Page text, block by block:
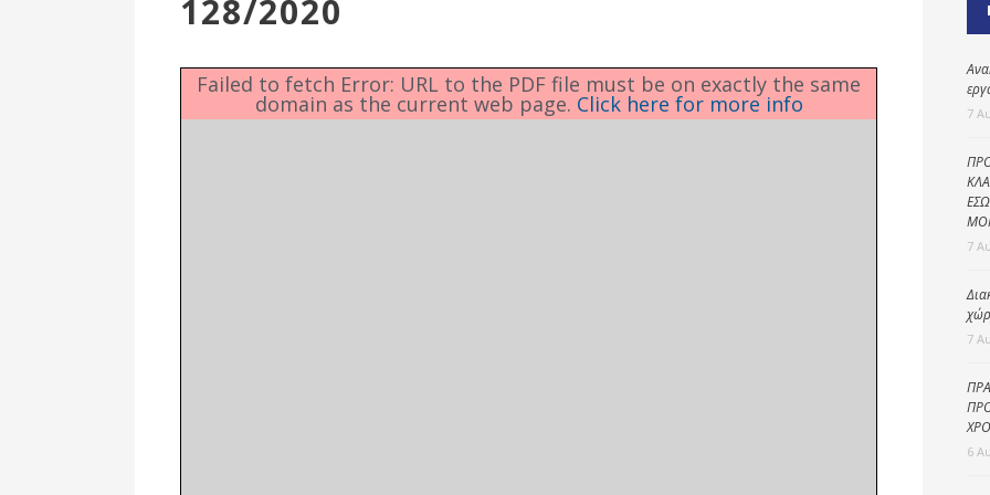
Επιτροπή
Ενότητες
Δημοτική
αστυνομία
128/2020
Failed to fetch Error: URL to the PDF file must be on exactly the same
domain as the current web page. Click here for more info 7
7
7
6